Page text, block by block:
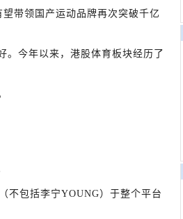
带领国产运动品牌再次突破千亿
。今年以来，港股体育板块经历了
不包括李宁YOUNG）于整个平台